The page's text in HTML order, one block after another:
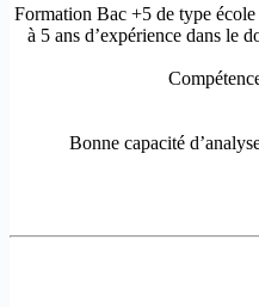
-2 à 5 ans d’expérience dans le